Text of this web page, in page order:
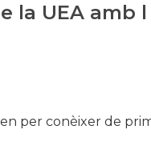
la UEA amb
per conèixer de